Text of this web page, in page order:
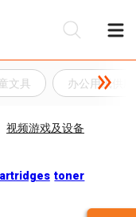
文具 办公用纸供应
视频游戏及设备
toner